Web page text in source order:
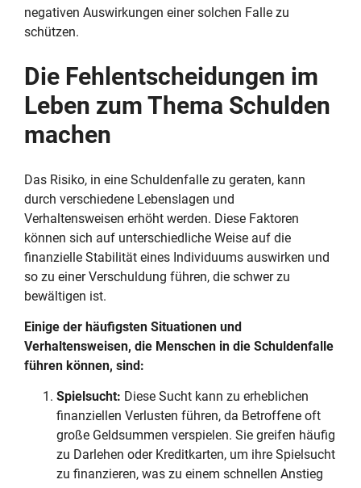
negativen Auswirkungen einer solchen Falle zu
schützen.
Die Fehlentscheidungen im
Leben zum Thema Schulden
machen
Das Risiko, in eine Schuldenfalle zu geraten, kann
durch verschiedene Lebenslagen und
Verhaltensweisen erhöht werden. Diese Faktoren
können sich auf unterschiedliche Weise auf die
finanzielle Stabilität eines Individuums auswirken und
so zu einer Verschuldung führen, die schwer zu
bewältigen ist.
Einige der häufigsten Situationen und
Verhaltensweisen, die Menschen in die Schuldenfalle
führen können, sind:
Spielsucht: Diese Sucht kann zu erheblichen
finanziellen Verlusten führen, da Betroffene oft
große Geldsummen verspielen. Sie greifen häufig
zu Darlehen oder Kreditkarten, um ihre Spielsucht
zu finanzieren, was zu einem schnellen Anstieg